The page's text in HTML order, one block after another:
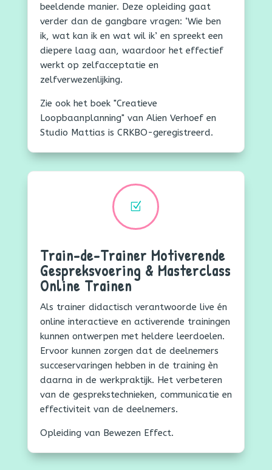
beeldende manier. Deze opleiding gaat
verder dan de gangbare vragen: ‘Wie ben
ik, wat kan ik en wat wil ik’ en spreekt een
diepere laag aan, waardoor het effectief
werkt op zelfacceptatie en
zelfverwezenlijking.
Zie ook het boek "Creatieve
Loopbaanplanning" van Alien Verhoef en
Studio Mattias is CRKBO-geregistreerd.
Z
Train-de-Trainer Motiverende
Gespreksvoering & Masterclass
Online Trainen
Als trainer didactisch verantwoorde live én
online interactieve en activerende trainingen
kunnen ontwerpen met heldere leerdoelen.
Ervoor kunnen zorgen dat de deelnemers
succeservaringen hebben in de training èn
daarna in de werkpraktijk. Het verbeteren
van de gesprekstechnieken, communicatie en
effectiviteit van de deelnemers.
Opleiding van Bewezen Effect.